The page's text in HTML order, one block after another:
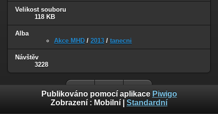
Velikost souboru
118 KB
Alba
Akce MHD / 2013 / tanecni
Návštěv
3228
Publikováno pomocí aplikace Piwigo
Zobrazení : Mobilní Standardní